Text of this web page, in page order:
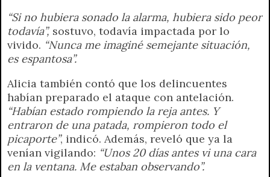
“Si no hubiera sonado la alarma, hubiera sido peor
todavía”, sostuvo, todavía impactada por lo
vivido. “Nunca me imaginé semejante situación,
es espantosa”.
Alicia también contó que los delincuentes
habían preparado el ataque con antelación.
“Habían estado rompiendo la reja antes. Y
entraron de una patada, rompieron todo el
picaporte”, indicó. Además, reveló que ya la
venían vigilando: “Unos 20 días antes vi una cara
en la ventana. Me estaban observando”.